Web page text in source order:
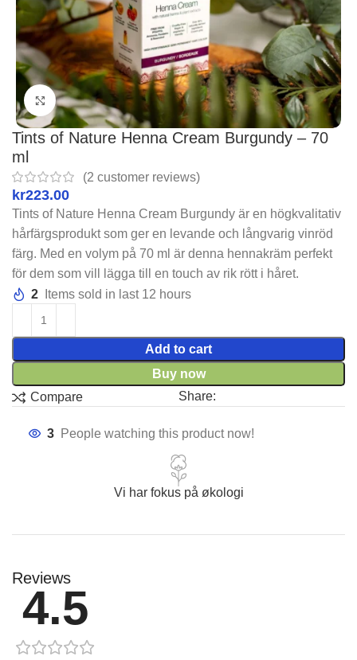
Click to enlarge
Tints of Nature Henna Cream Burgundy – 70
ml
(2 customer reviews)
kr
Tints of Nature Henna Cream Burgundy är en högkvalitativ
hårfärgsprodukt som ger en levande och långvarig vinröd
färg. Med en volym på 70 ml är denna hennakräm perfekt
för dem som vill lägga till en touch av rik rött i håret.
2
Items sold in last 12 hours
Add to cart
Buy now
Compare
Share:
3 People watching this product now!
Vi har fokus på økologi
Reviews
4.5